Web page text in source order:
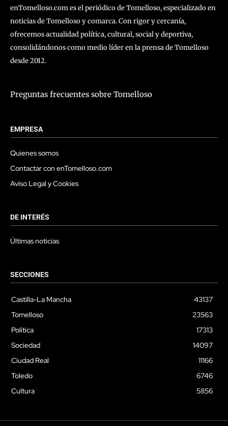
enTomelloso.com es el periódico de Tomelloso, especializado en
noticias de Tomelloso y comarca. Con rigor y cercanía,
ofrecemos actualidad política, cultural, social y deportiva,
consolidándonos como medio líder en la prensa de Tomelloso
desde 2012.
Preguntas frecuentes sobre Tomelloso
EMPRESA
Quienes somos
Contactar con enTomelloso.com
Aviso Legal y Cookies
DE INTERÉS
Últimas noticias
SECCIONES
Castilla-La Mancha
43137
Tomelloso
23563
Política
17313
Sociedad
14097
Ciudad Real
11166
Toledo
6746
Cultura
5856